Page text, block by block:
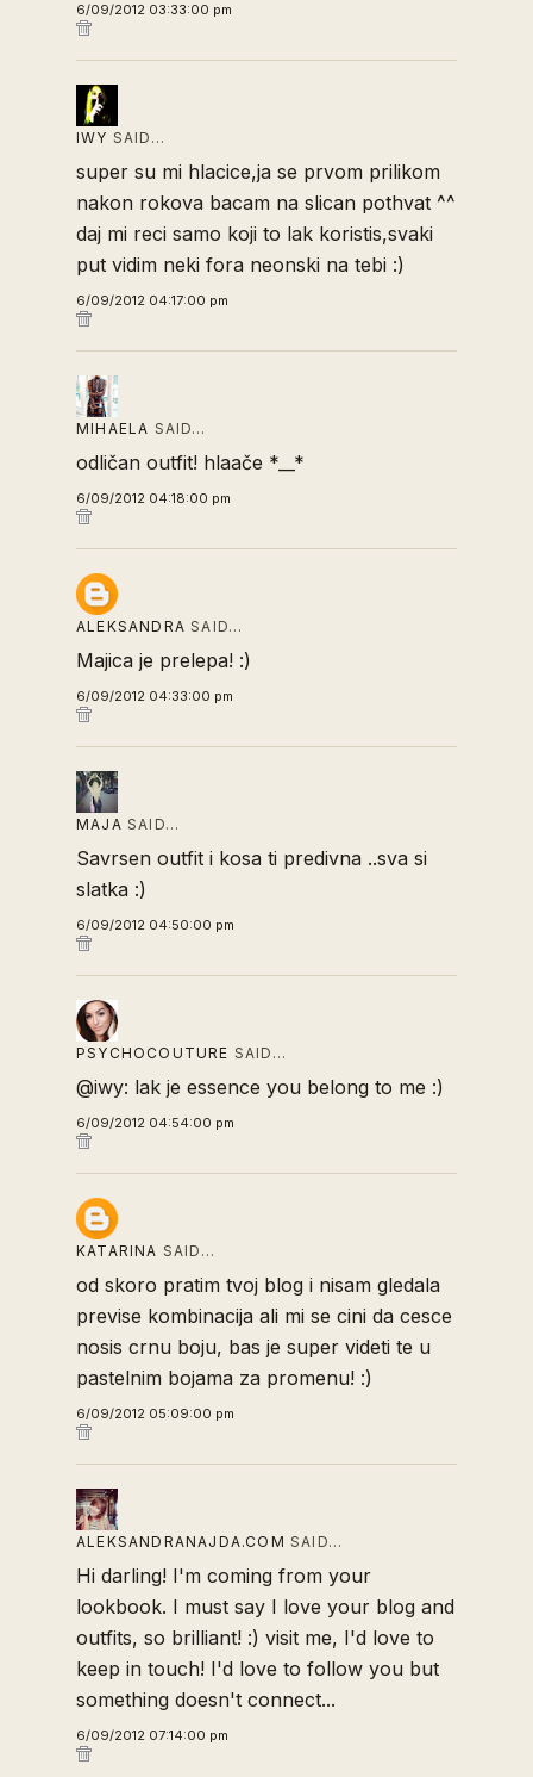
6/09/2012 03:33:00 pm
IWY SAID…
super su mi hlacice,ja se prvom prilikom
nakon rokova bacam na slican pothvat ^^
daj mi reci samo koji to lak koristis,svaki
put vidim neki fora neonski na tebi :)
6/09/2012 04:17:00 pm
MIHAELA SAID…
odličan outfit! hlaače *__*
6/09/2012 04:18:00 pm
ALEKSANDRA SAID…
Majica je prelepa! :)
6/09/2012 04:33:00 pm
MAJA SAID…
Savrsen outfit i kosa ti predivna ..sva si
slatka :)
6/09/2012 04:50:00 pm
PSYCHOCOUTURE SAID…
@iwy: lak je essence you belong to me :)
6/09/2012 04:54:00 pm
KATARINA SAID…
od skoro pratim tvoj blog i nisam gledala
previse kombinacija ali mi se cini da cesce
nosis crnu boju, bas je super videti te u
pastelnim bojama za promenu! :)
6/09/2012 05:09:00 pm
ALEKSANDRANAJDA.COM SAID…
Hi darling! I'm coming from your
lookbook. I must say I love your blog and
outfits, so brilliant! :) visit me, I'd love to
keep in touch! I'd love to follow you but
something doesn't connect...
6/09/2012 07:14:00 pm